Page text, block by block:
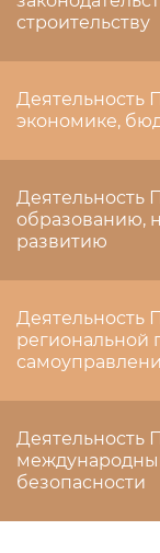
строительству
Деятельность
экономике,
Деятельность
образованию,
развитию
Деятельность
региональной
Деятельность
безопасности